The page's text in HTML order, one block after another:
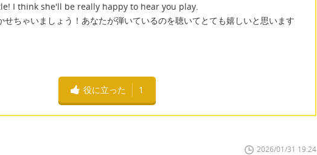
I think she'll be really happy to hear you play.
せちゃいましょう！あなたが弾いているのを聴いてとても嬉しいと思います
役に立った 1
2026/01/31 19:24